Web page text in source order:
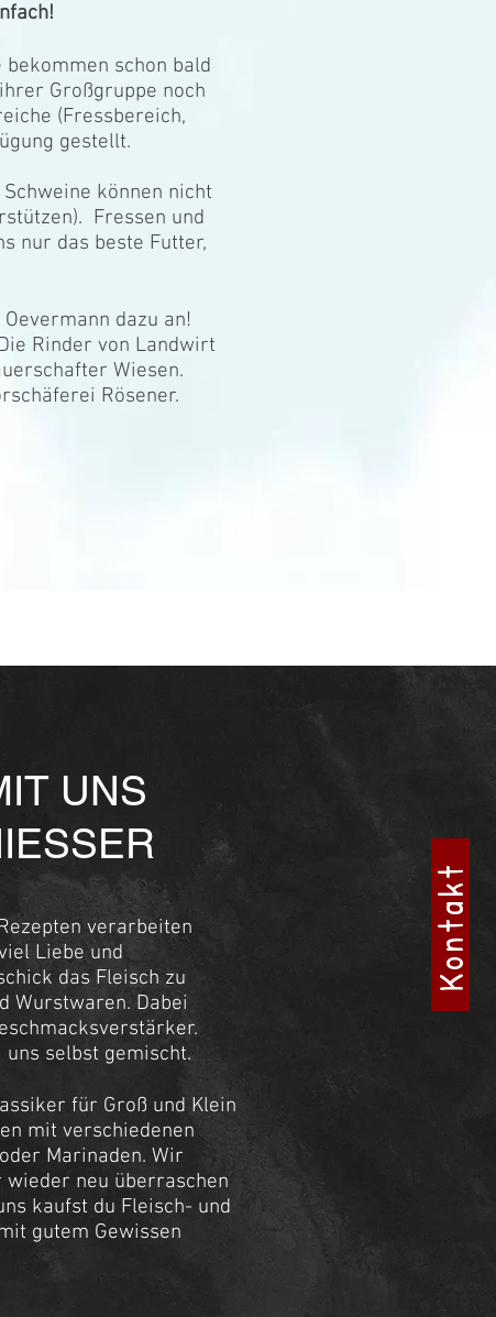
Kontakt
schon bald
Großgruppe noch
(Fressbereich,
gestellt.
können nicht
Fressen und
nur das beste Futter,
dazu an!
Rinder von Landwirt
Wiesen.
Rösener.
UNS
verarbeiten
Liebe und
das Fleisch zu
Wurstwaren. Dabei
selbst gemischt.
für Groß und Klein
mit verschiedenen
Marinaden. Wir
neu überraschen
kaufst du Fleisch- und
gutem Gewissen